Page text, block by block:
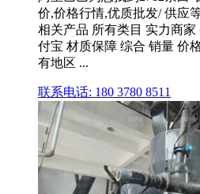
价,价格行情,优质批发/ 供应
相关产品 所有类目 实力商
付宝 材质保障 综合 销量 价
有地区 ...
联系电话: 180 3780 8511